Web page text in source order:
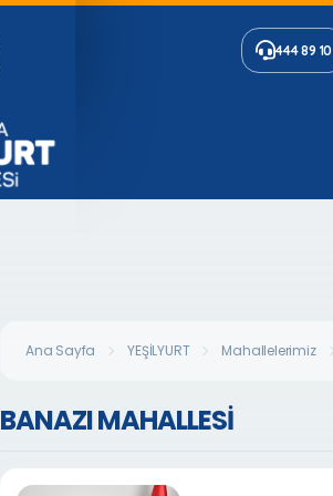
444 89 10
Ana Sayfa YEŞİLYURT Mahallelerimiz
BANAZI MAHALLESİ